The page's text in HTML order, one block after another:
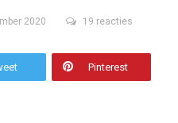
2020 19 reacties
Pinterest